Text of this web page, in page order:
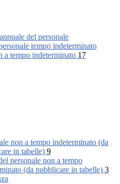
del personale
tempo indeterminato
a tempo indeterminato 17
non a tempo indeterminato (da
in tabelle) 9
personale non a tempo
(da pubblicare in tabelle) 3